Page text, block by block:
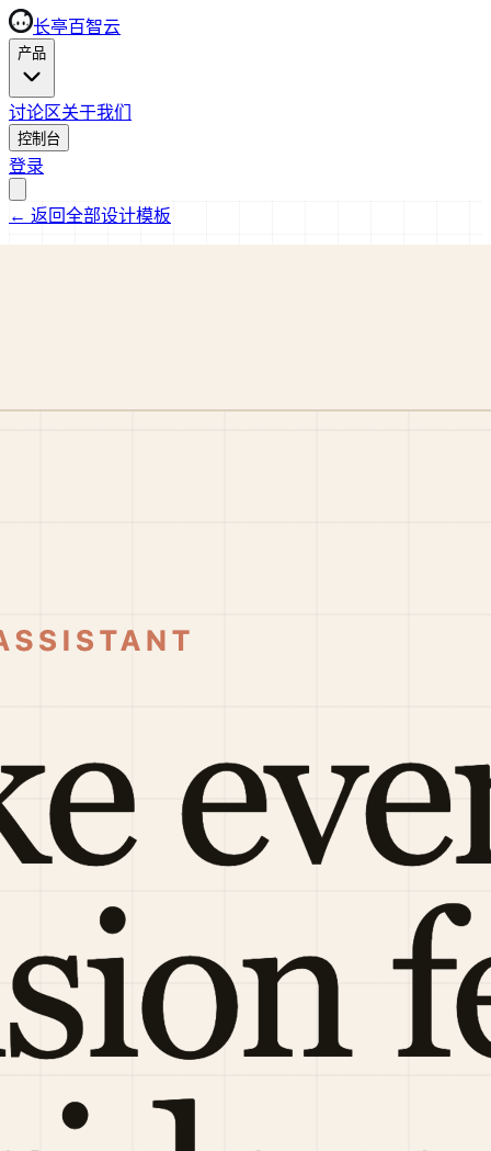
长亭百智云
产品
讨论区关于我们
控制台
登录
← 返回全部设计模板